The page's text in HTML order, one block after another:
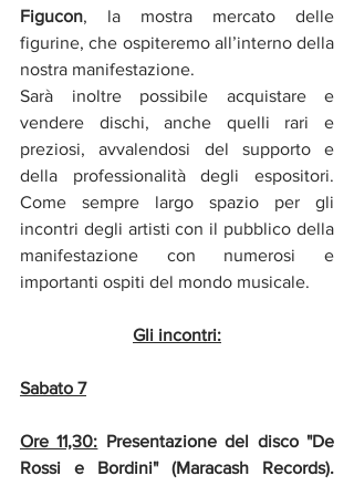
Figucon, la mostra mercato delle
figurine, che ospiteremo all’interno della
nostra manifestazione.
Sarà inoltre possibile acquistare e
vendere dischi, anche quelli rari e
preziosi, avvalendosi del supporto e
della professionalità degli espositori.
Come sempre largo spazio per gli
incontri degli artisti con il pubblico della
manifestazione con numerosi e
importanti ospiti del mondo musicale.
Gli incontri:
Sabato 7
Ore 11,30: Presentazione del disco "De
Rossi e Bordini" (Maracash Records).